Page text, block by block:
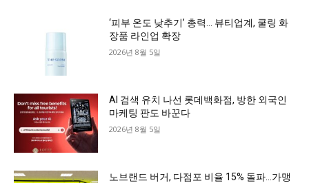
‘피부 온도 낮추기’ 총력… 뷰티업계, 쿨링 화
장품 라인업 확장
2026년 8월 5일
AI 검색 유치 나선 롯데백화점, 방한 외국인
마케팅 판도 바꾼다
2026년 8월 5일
노브랜드 버거, 다점포 비율 15% 돌파…가맹